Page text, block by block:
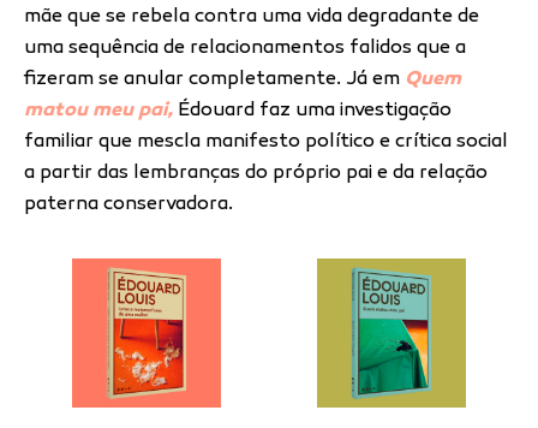
mãe que se rebela contra uma vida degradante de
uma sequência de relacionamentos falidos que a
fizeram se anular completamente. Já em Quem
matou meu pai, Édouard faz uma investigação
familiar que mescla manifesto político e crítica social
a partir das lembranças do próprio pai e da relação
paterna conservadora.